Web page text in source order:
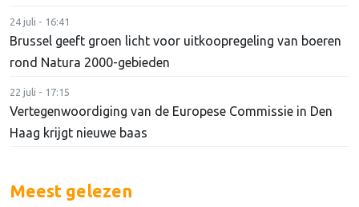
24 juli - 16:41
Brussel geeft groen licht voor uitkoopregeling van boeren
rond Natura 2000-gebieden
22 juli - 17:15
Vertegenwoordiging van de Europese Commissie in Den
Haag krijgt nieuwe baas
Meest gelezen